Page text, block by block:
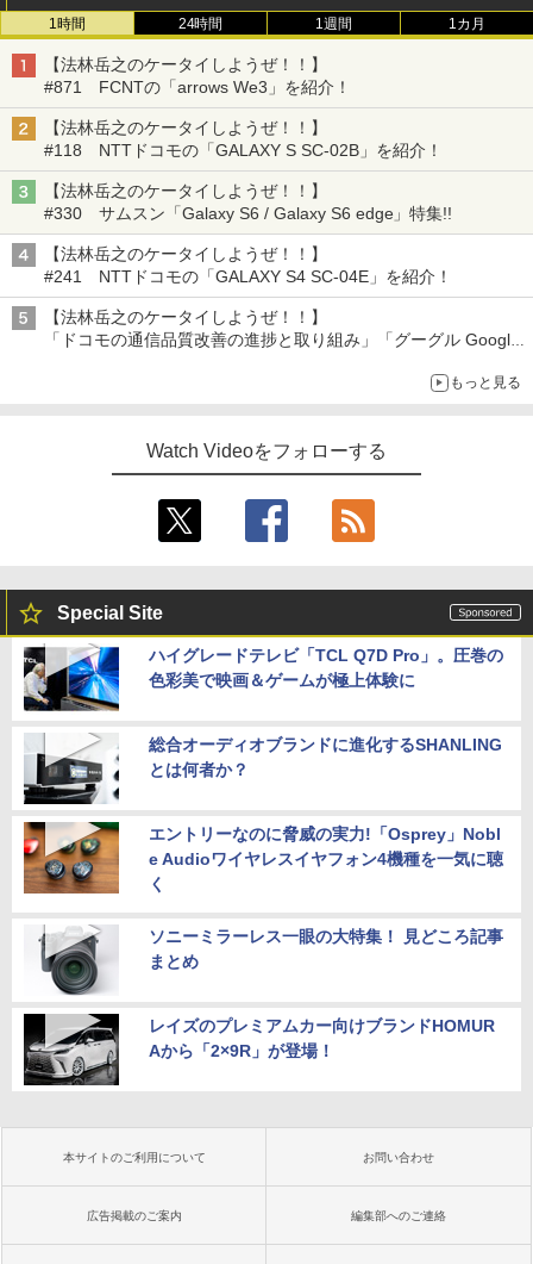
1時間 24時間 1週間 1カ月
【法林岳之のケータイしようぜ！！】
#871 FCNTの「arrows We3」を紹介！
【法林岳之のケータイしようぜ！！】
#118 NTTドコモの「GALAXY S SC-02B」を紹介！
【法林岳之のケータイしようぜ！！】
#330 サムスン「Galaxy S6 / Galaxy S6 edge」特集!!
【法林岳之のケータイしようぜ！！】
#241 NTTドコモの「GALAXY S4 SC-04E」を紹介！
【法林岳之のケータイしようぜ！！】
「ドコモの通信品質改善の進捗と取り組み」「グーグル Google
もっと見る
Watch Videoをフォローする
Special Site
ハイグレードテレビ「TCL Q7D Pro」。圧巻の
色彩美で映画＆ゲームが極上体験に
総合オーディオブランドに進化するSHANLING
とは何者か？
エントリーなのに脅威の実力!「Osprey」Nobl
e Audioワイヤレスイヤフォン4機種を一気に聴
く
ソニーミラーレス一眼の大特集！ 見どころ記事
まとめ
レイズのプレミアムカー向けブランドHOMUR
Aから「2×9R」が登場！
本サイトのご利用について お問い合わせ
広告掲載のご案内 編集部へのご連絡